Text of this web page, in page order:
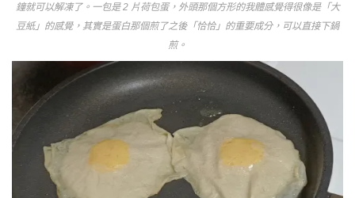
鐘就可以解凍了。一包是 2 片荷包蛋，外頭那個方形的我體感覺得很像是「大
豆紙」的感覺，其實是蛋白那個煎了之後「恰恰」的重要成分，可以直接下鍋
煎。